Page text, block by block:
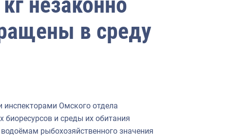
в среду
инспекторами Омского отдела
биоресурсов и среды их обитания
рыбохозяйственного значения